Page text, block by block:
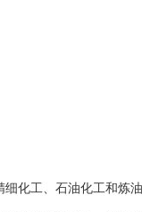
工、石油化工和炼油